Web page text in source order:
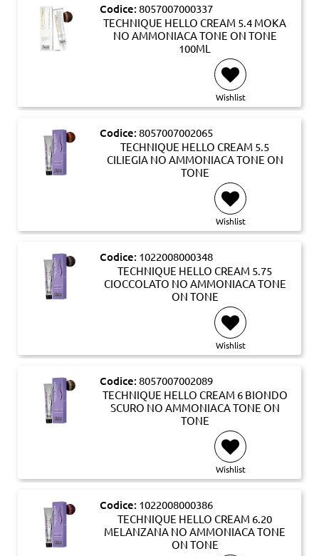
Codice: 8057007000337
TECHNIQUE HELLO CREAM 5.4 MOKA
NO AMMONIACA TONE ON TONE
100ML
Wishlist
Codice: 8057007002065
TECHNIQUE HELLO CREAM 5.5
CILIEGIA NO AMMONIACA TONE ON
TONE
Wishlist
Codice: 1022008000348
TECHNIQUE HELLO CREAM 5.75
CIOCCOLATO NO AMMONIACA TONE
ON TONE
Wishlist
Codice: 8057007002089
TECHNIQUE HELLO CREAM 6 BIONDO
SCURO NO AMMONIACA TONE ON
TONE
Wishlist
Codice: 1022008000386
TECHNIQUE HELLO CREAM 6.20
MELANZANA NO AMMONIACA TONE
ON TONE